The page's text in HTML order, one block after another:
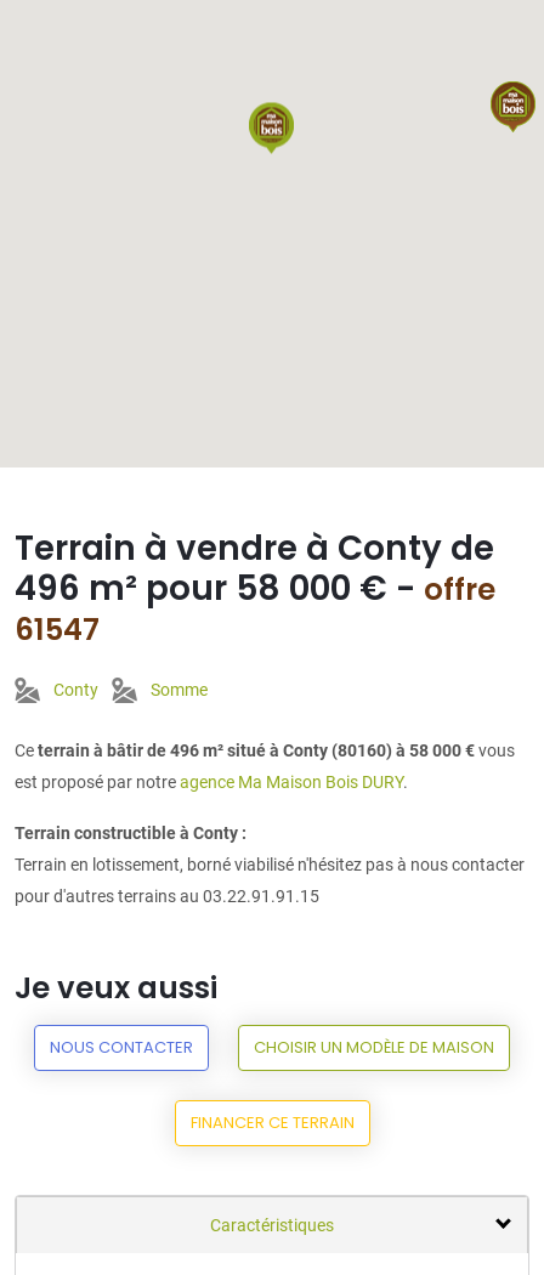
Terrain à vendre à Conty de
496 m² pour 58 000 € - offre
61547
Conty Somme
Ceterrain à bâtir de 496 m² situé à Conty (80160) à 58 000 €vous
est proposé par notreagence Ma Maison Bois DURY.
Terrain constructible à Conty :
Terrain en lotissement, borné viabilisé n'hésitez pas à nous contacter
pour d'autres terrains au 03.22.91.91.15
Je veux aussi
NOUS CONTACTER CHOISIR UN MODÈLE DE MAISON
FINANCER CE TERRAIN
Caractéristiques